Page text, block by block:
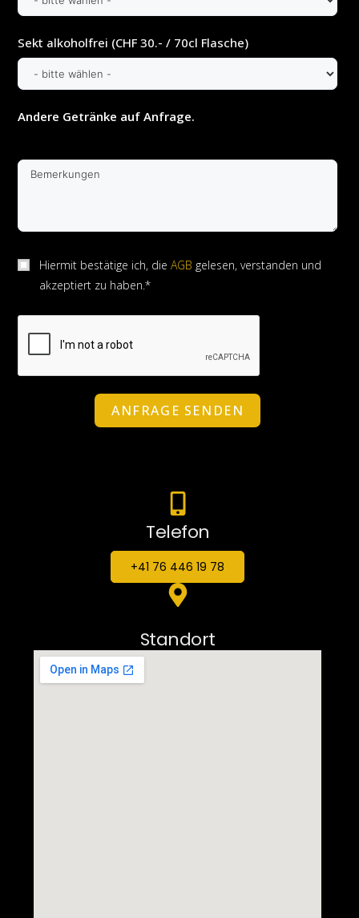
Sekt alkoholfrei (CHF 30.- / 70cl Flasche)
Andere Getränke auf Anfrage.
Hiermit bestätige ich, dieAGB gelesen, verstanden und
akzeptiert zu haben.*
ANFRAGE SENDEN
Telefon
+41 76 446 19 78
Standort